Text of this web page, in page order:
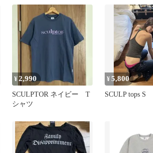
¥2,990
SCULPTOR ネイビー T
シャツ
¥5,800
SCULP tops S